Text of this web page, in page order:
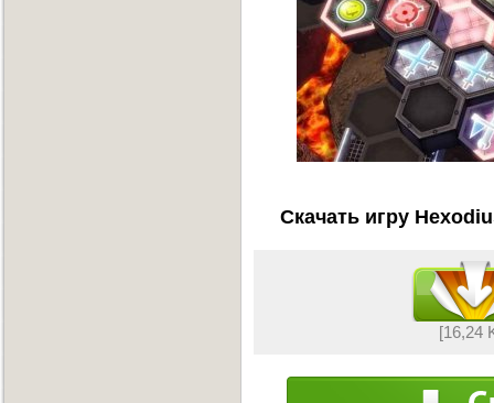
Скачать игру
[16,24